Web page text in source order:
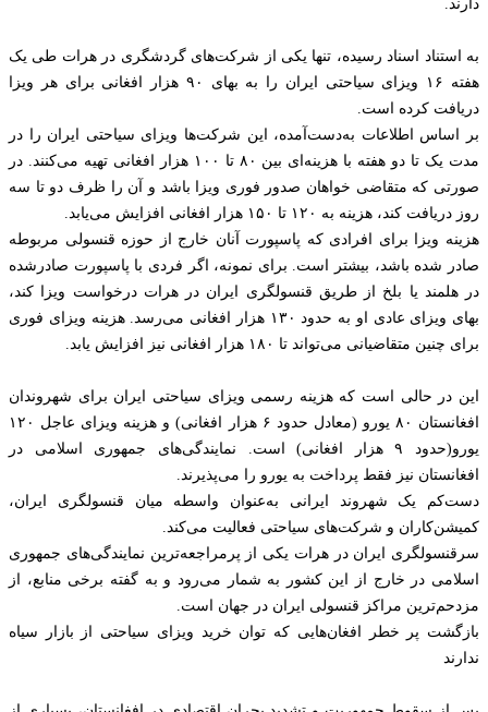
دارند.
به استناد اسناد رسیده، تنها یکی از شرکت‌های گردشگری در هرات طی یک
هفته ۱۶ ویزای سیاحتی ایران را به بهای ۹۰ هزار افغانی برای هر ویزا
دریافت کرده است.
بر اساس اطلاعات به‌دست‌آمده، این شرکت‌ها ویزای سیاحتی ایران را در
مدت یک تا دو هفته با هزینه‌ای بین ۸۰ تا ۱۰۰ هزار افغانی تهیه می‌کنند. در
صورتی که متقاضی خواهان صدور فوری ویزا باشد و آن را ظرف دو تا سه
روز دریافت کند، هزینه به ۱۲۰ تا ۱۵۰ هزار افغانی افزایش می‌یابد.
هزینه ویزا برای افرادی که پاسپورت آنان خارج از حوزه قنسولی مربوطه
صادر شده باشد، بیشتر است. برای نمونه، اگر فردی با پاسپورت صادرشده
در هلمند یا بلخ از طریق قنسولگری ایران در هرات درخواست ویزا کند،
بهای ویزای عادی او به حدود ۱۳۰ هزار افغانی می‌رسد. هزینه ویزای فوری
برای چنین متقاضیانی می‌تواند تا ۱۸۰ هزار افغانی نیز افزایش یابد.
این در حالی است که هزینه رسمی ویزای سیاحتی ایران برای شهروندان
افغانستان ۸۰ یورو (معادل حدود ۶ هزار افغانی) و هزینه ویزای عاجل ۱۲۰
یورو(حدود ۹ هزار افغانی) است. نمایندگی‌های جمهوری اسلامی در
افغانستان نیز فقط پرداخت به یورو را می‌پذیرند.
دست‌کم یک شهروند ایرانی به‌عنوان واسطه میان قنسولگری ایران،
کمیشن‌کاران و شرکت‌های سیاحتی فعالیت می‌کند.
سرقنسولگری ایران در هرات یکی از پرمراجعه‌ترین نمایندگی‌های جمهوری
اسلامی در خارج از این کشور به شمار می‌رود و به گفته برخی منابع، از
مزدحم‌ترین مراکز قنسولی ایران در جهان است.
بازگشت پر خطر افغان‌هایی که توان خرید ویزای سیاحتی از بازار سیاه
ندارند